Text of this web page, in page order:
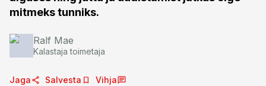
mitmeks tunniks.
Ralf Mae
Kalastaja toimetaja
Jaga Salvesta Vihja